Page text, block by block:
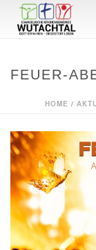
FEUER-
HOME /